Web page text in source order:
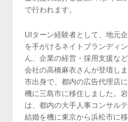
で行われます。
UIターン経験者として、地元
を手がけるネイトブランディ
ん、企業の経営・採用支援な
会社の高橋麻衣さんが登壇し
市出身で、都内の広告代理店
機に三島市に移住しました。
は、都内の大手人事コンサル
結婚を機に東京から浜松市に移